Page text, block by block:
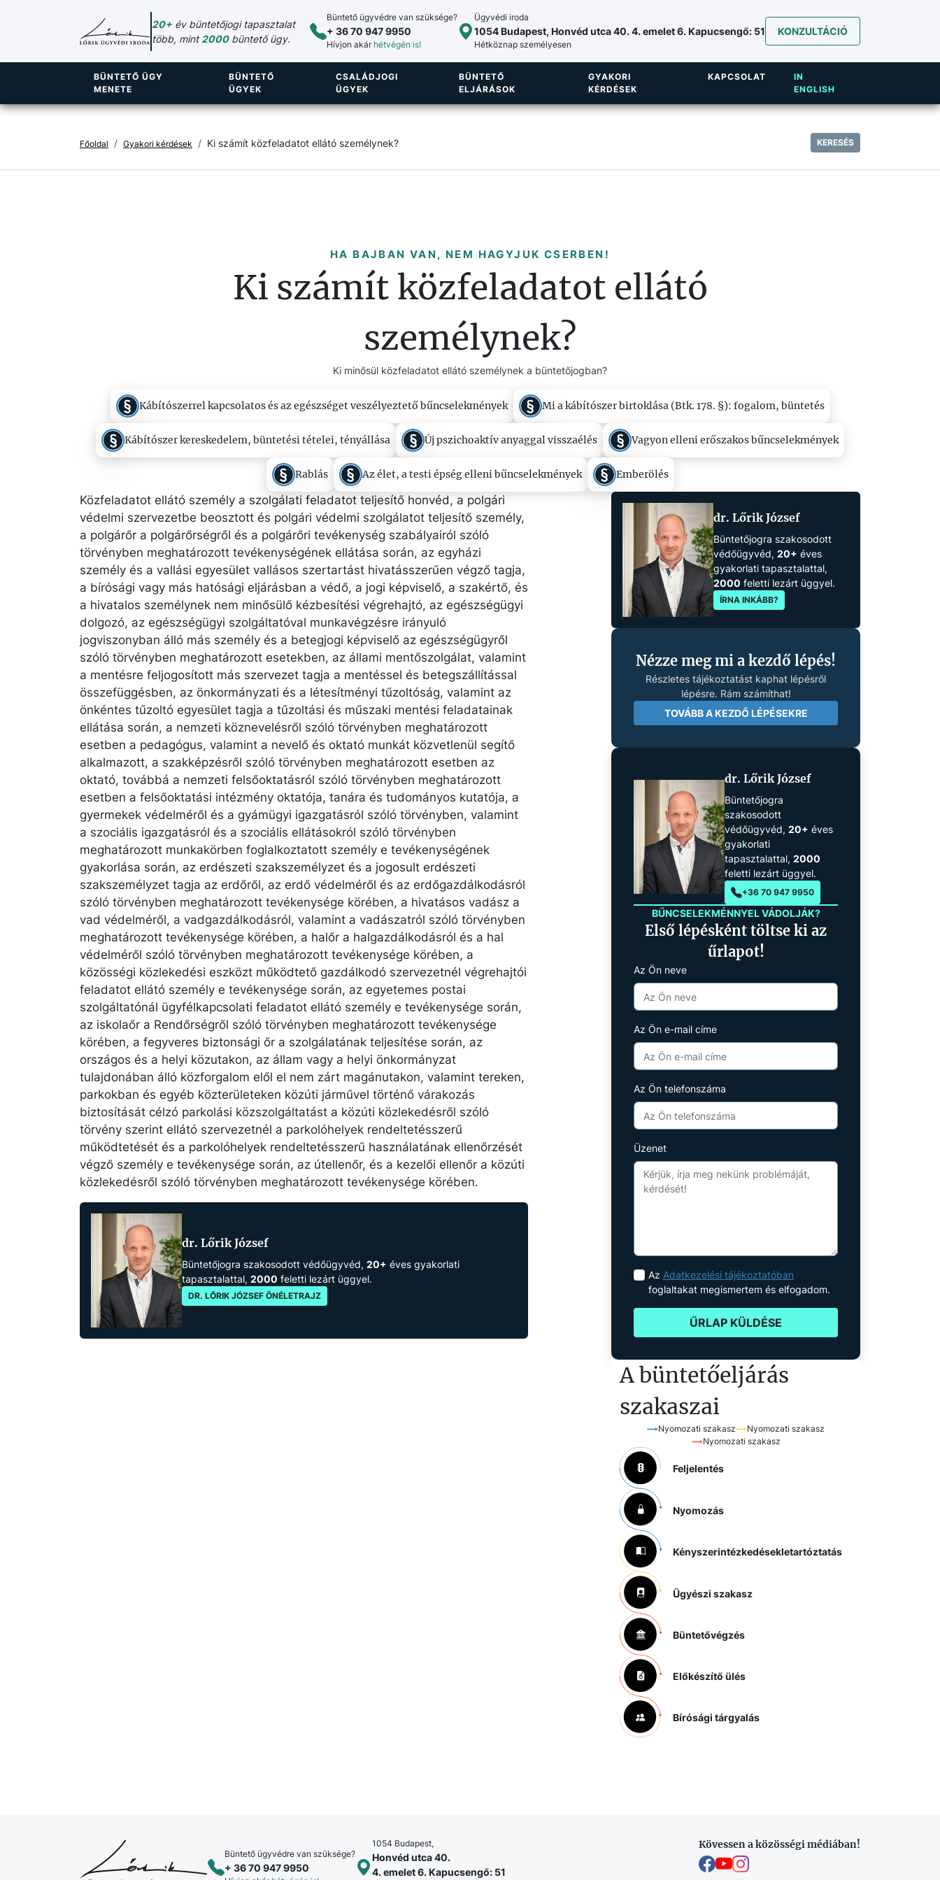
20+ év büntetőjogi tapasztalat
több, mint2000büntető ügy.
Büntető ügyvédre van szüksége?
+ 36 70 947 9950
Hívjon akár hétvégén is!
Ügyvédi iroda
1054 Budapest, Honvéd utca 40. 4. emelet 6. Kapucsengő: 51
Hétköznap személyesen
KONZULTÁCIÓ
IN
ENGLISH
BÜNTETŐ ÜGY
MENETE
BÜNTETŐ
ÜGYEK
CSALÁDJOGI
ÜGYEK
BÜNTETŐ
ELJÁRÁSOK
GYAKORI
KÉRDÉSEK
KAPCSOLAT
Főoldal Gyakori kérdések Ki számít közfeladatot ellátó személynek? KERESÉS
HA BAJBAN VAN, NEM HAGYJUK CSERBEN!
Ki számít közfeladatot ellátó
személynek?
Ki minősül közfeladatot ellátó személynek a büntetőjogban?
Kábítószerrel kapcsolatos és az egészséget veszélyeztető bűncselekmények Mi a kábítószer birtoklása (Btk. 178. §): fogalom, büntetés
Kábítószer kereskedelem, büntetési tételei, tényállása Új pszichoaktív anyaggal visszaélés Vagyon elleni erőszakos bűncselekmények
Rablás Az élet, a testi épség elleni bűncselekmények Emberölés
Közfeladatot ellátó személy a szolgálati feladatot teljesítő honvéd, a polgári
védelmi szervezetbe beosztott és polgári védelmi szolgálatot teljesítő személy,
a polgárőr a polgárőrségről és a polgárőri tevékenység szabályairól szóló
törvényben meghatározott tevékenységének ellátása során, az egyházi
személy és a vallási egyesület vallásos szertartást hivatásszerűen végző tagja,
a bírósági vagy más hatósági eljárásban a védő, a jogi képviselő, a szakértő, és
a hivatalos személynek nem minősülő kézbesítési végrehajtó, az egészségügyi
dolgozó, az egészségügyi szolgáltatóval munkavégzésre irányuló
jogviszonyban álló más személy és a betegjogi képviselő az egészségügyről
szóló törvényben meghatározott esetekben, az állami mentőszolgálat, valamint
a mentésre feljogosított más szervezet tagja a mentéssel és betegszállítással
összefüggésben, az önkormányzati és a létesítményi tűzoltóság, valamint az
önkéntes tűzoltó egyesület tagja a tűzoltási és műszaki mentési feladatainak
ellátása során, a nemzeti köznevelésről szóló törvényben meghatározott
esetben a pedagógus, valamint a nevelő és oktató munkát közvetlenül segítő
alkalmazott, a szakképzésről szóló törvényben meghatározott esetben az
oktató, továbbá a nemzeti felsőoktatásról szóló törvényben meghatározott
esetben a felsőoktatási intézmény oktatója, tanára és tudományos kutatója, a
gyermekek védelméről és a gyámügyi igazgatásról szóló törvényben, valamint
a szociális igazgatásról és a szociális ellátásokról szóló törvényben
meghatározott munkakörben foglalkoztatott személy e tevékenységének
gyakorlása során, az erdészeti szakszemélyzet és a jogosult erdészeti
szakszemélyzet tagja az erdőről, az erdő védelméről és az erdőgazdálkodásról
szóló törvényben meghatározott tevékenysége körében, a hivatásos vadász a
vad védelméről, a vadgazdálkodásról, valamint a vadászatról szóló törvényben
meghatározott tevékenysége körében, a halőr a halgazdálkodásról és a hal
védelméről szóló törvényben meghatározott tevékenysége körében, a
közösségi közlekedési eszközt működtető gazdálkodó szervezetnél végrehajtói
feladatot ellátó személy e tevékenysége során, az egyetemes postai
szolgáltatónál ügyfélkapcsolati feladatot ellátó személy e tevékenysége során,
az iskolaőr a Rendőrségről szóló törvényben meghatározott tevékenysége
körében, a fegyveres biztonsági őr a szolgálatának teljesítése során, az
országos és a helyi közutakon, az állam vagy a helyi önkormányzat
tulajdonában álló közforgalom elől el nem zárt magánutakon, valamint tereken,
parkokban és egyéb közterületeken közúti járművel történő várakozás
biztosítását célzó parkolási közszolgáltatást a közúti közlekedésről szóló
törvény szerint ellátó szervezetnél a parkolóhelyek rendeltetésszerű
működtetését és a parkolóhelyek rendeltetésszerű használatának ellenőrzését
végző személy e tevékenysége során, az útellenőr, és a kezelői ellenőr a közúti
közlekedésről szóló törvényben meghatározott tevékenysége körében.
dr. Lőrik József
Büntetőjogra szakosodott védőügyvéd, 20+ éves gyakorlati
tapasztalattal, 2000 feletti lezárt üggyel.
DR. LŐRIK JÓZSEF ÖNÉLETRAJZ
dr. Lőrik József
Büntetőjogra szakosodott
védőügyvéd, 20+ éves
gyakorlati tapasztalattal,
2000 feletti lezárt üggyel.
ÍRNA INKÁBB?
Nézze meg mi a kezdő lépés!
Részletes tájékoztatást kaphat lépésről
lépésre. Rám számíthat!
TOVÁBB A KEZDŐ LÉPÉSEKRE
dr. Lőrik József
Büntetőjogra
szakosodott
védőügyvéd, 20+ éves
gyakorlati
tapasztalattal, 2000
feletti lezárt üggyel.
+36 70 947 9950
BŰNCSELEKMÉNNYEL VÁDOLJÁK?
Első lépésként töltse ki az
űrlapot!
Az Ön neve
Az Ön e-mail címe
Az Ön telefonszáma
Üzenet
Az Adatkezelési tájékoztatóban
foglaltakat megismertem és elfogadom.
ŰRLAP KÜLDÉSE
A büntetőeljárás
szakaszai
Nyomozati szakasz
Nyomozati szakasz
Nyomozati szakasz
Feljelentés
Nyomozás
Kényszerintézkedésekletartóztatás
Ügyészi szakasz
Büntetővégzés
Előkészítő ülés
Bírósági tárgyalás
Büntető ügyvédre van szüksége?
+ 36 70 947 9950
1054 Budapest,
Honvéd utca 40.
4. emelet 6. Kapucsengő: 51
Kövessen a közösségi médiában!